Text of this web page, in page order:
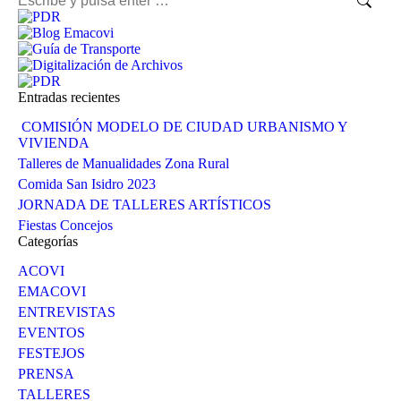
Entradas recientes
COMISIÓN MODELO DE CIUDAD URBANISMO Y
VIVIENDA
Talleres de Manualidades Zona Rural
Comida San Isidro 2023
JORNADA DE TALLERES ARTÍSTICOS
Fiestas Concejos
Categorías
ACOVI
EMACOVI
ENTREVISTAS
EVENTOS
FESTEJOS
PRENSA
TALLERES